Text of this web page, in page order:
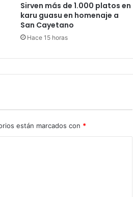
Sirven más de 1.000 platos en
karu guasu en homenaje a
San Cayetano
Hace 15 horas
están marcados con *